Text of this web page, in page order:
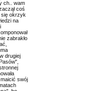
ch.. wam
coś
się okrzyk
na
zabrakło
drugiej
swój